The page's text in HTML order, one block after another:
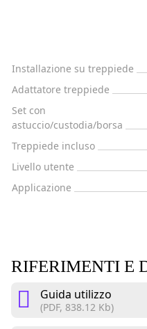
Installazione su treppiede
Adattatore treppiede
Set con
astuccio/custodia/borsa
Treppiede incluso
Livello utente
Applicazione
RIFERIMENTI E
Guida utilizzo
(PDF, 838.12 Kb)